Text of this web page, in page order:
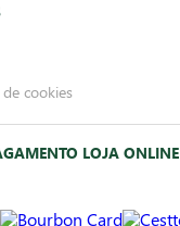
cookies
LOJA ONLINE